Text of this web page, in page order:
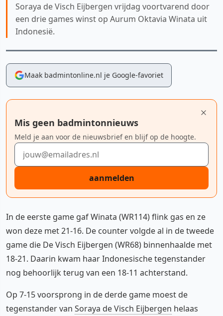
Soraya de Visch Eijbergen vrijdag voortvarend door
een drie games winst op Aurum Oktavia Winata uit
Indonesië.
Maak badmintonline.nl je Google-favoriet
Mis geen badmintonnieuws
Meld je aan voor de nieuwsbrief en blijf op de hoogte.
E-mailadres
aanmelden
In de eerste game gaf Winata (WR114) flink gas en ze
won deze met 21-16. De counter volgde al in de tweede
game die De Visch Eijbergen (WR68) binnenhaalde met
18-21. Daarin kwam haar Indonesische tegenstander
nog behoorlijk terug van een 18-11 achterstand.
Op 7-15 voorsprong in de derde game moest de
tegenstander van Soraya de Visch Eijbergen helaas